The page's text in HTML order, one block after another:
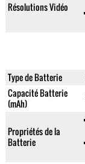
Résolutions Vidéo
Type de Batterie
Capacité Batterie
(mAh)
Propriétés de la
Batterie